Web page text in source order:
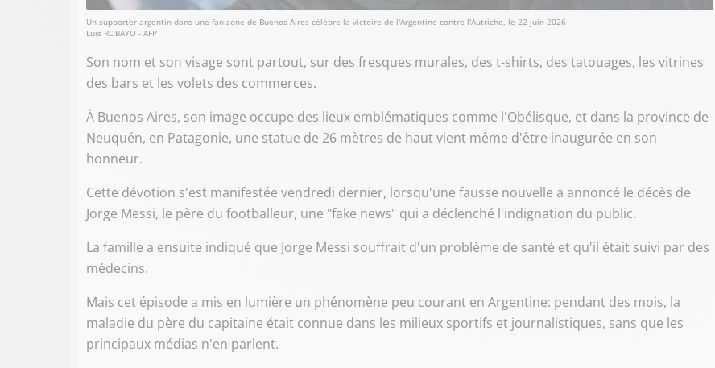
Un supporter argentin dans une fan zone de Buenos Aires célèbre la victoire de l'Argentine contre l'Autriche, le 22 juin 2026
Luis ROBAYO - AFP
Son nom et son visage sont partout, sur des fresques murales, des t-shirts, des tatouages, les vitrines
des bars et les volets des commerces.
À Buenos Aires, son image occupe des lieux emblématiques comme l'Obélisque, et dans la province de
Neuquén, en Patagonie, une statue de 26 mètres de haut vient même d'être inaugurée en son
honneur.
Cette dévotion s'est manifestée vendredi dernier, lorsqu'une fausse nouvelle a annoncé le décès de
Jorge Messi, le père du footballeur, une "fake news" qui a déclenché l'indignation du public.
La famille a ensuite indiqué que Jorge Messi souffrait d'un problème de santé et qu'il était suivi par des
médecins.
Mais cet épisode a mis en lumière un phénomène peu courant en Argentine: pendant des mois, la
maladie du père du capitaine était connue dans les milieux sportifs et journalistiques, sans que les
principaux médias n'en parlent.